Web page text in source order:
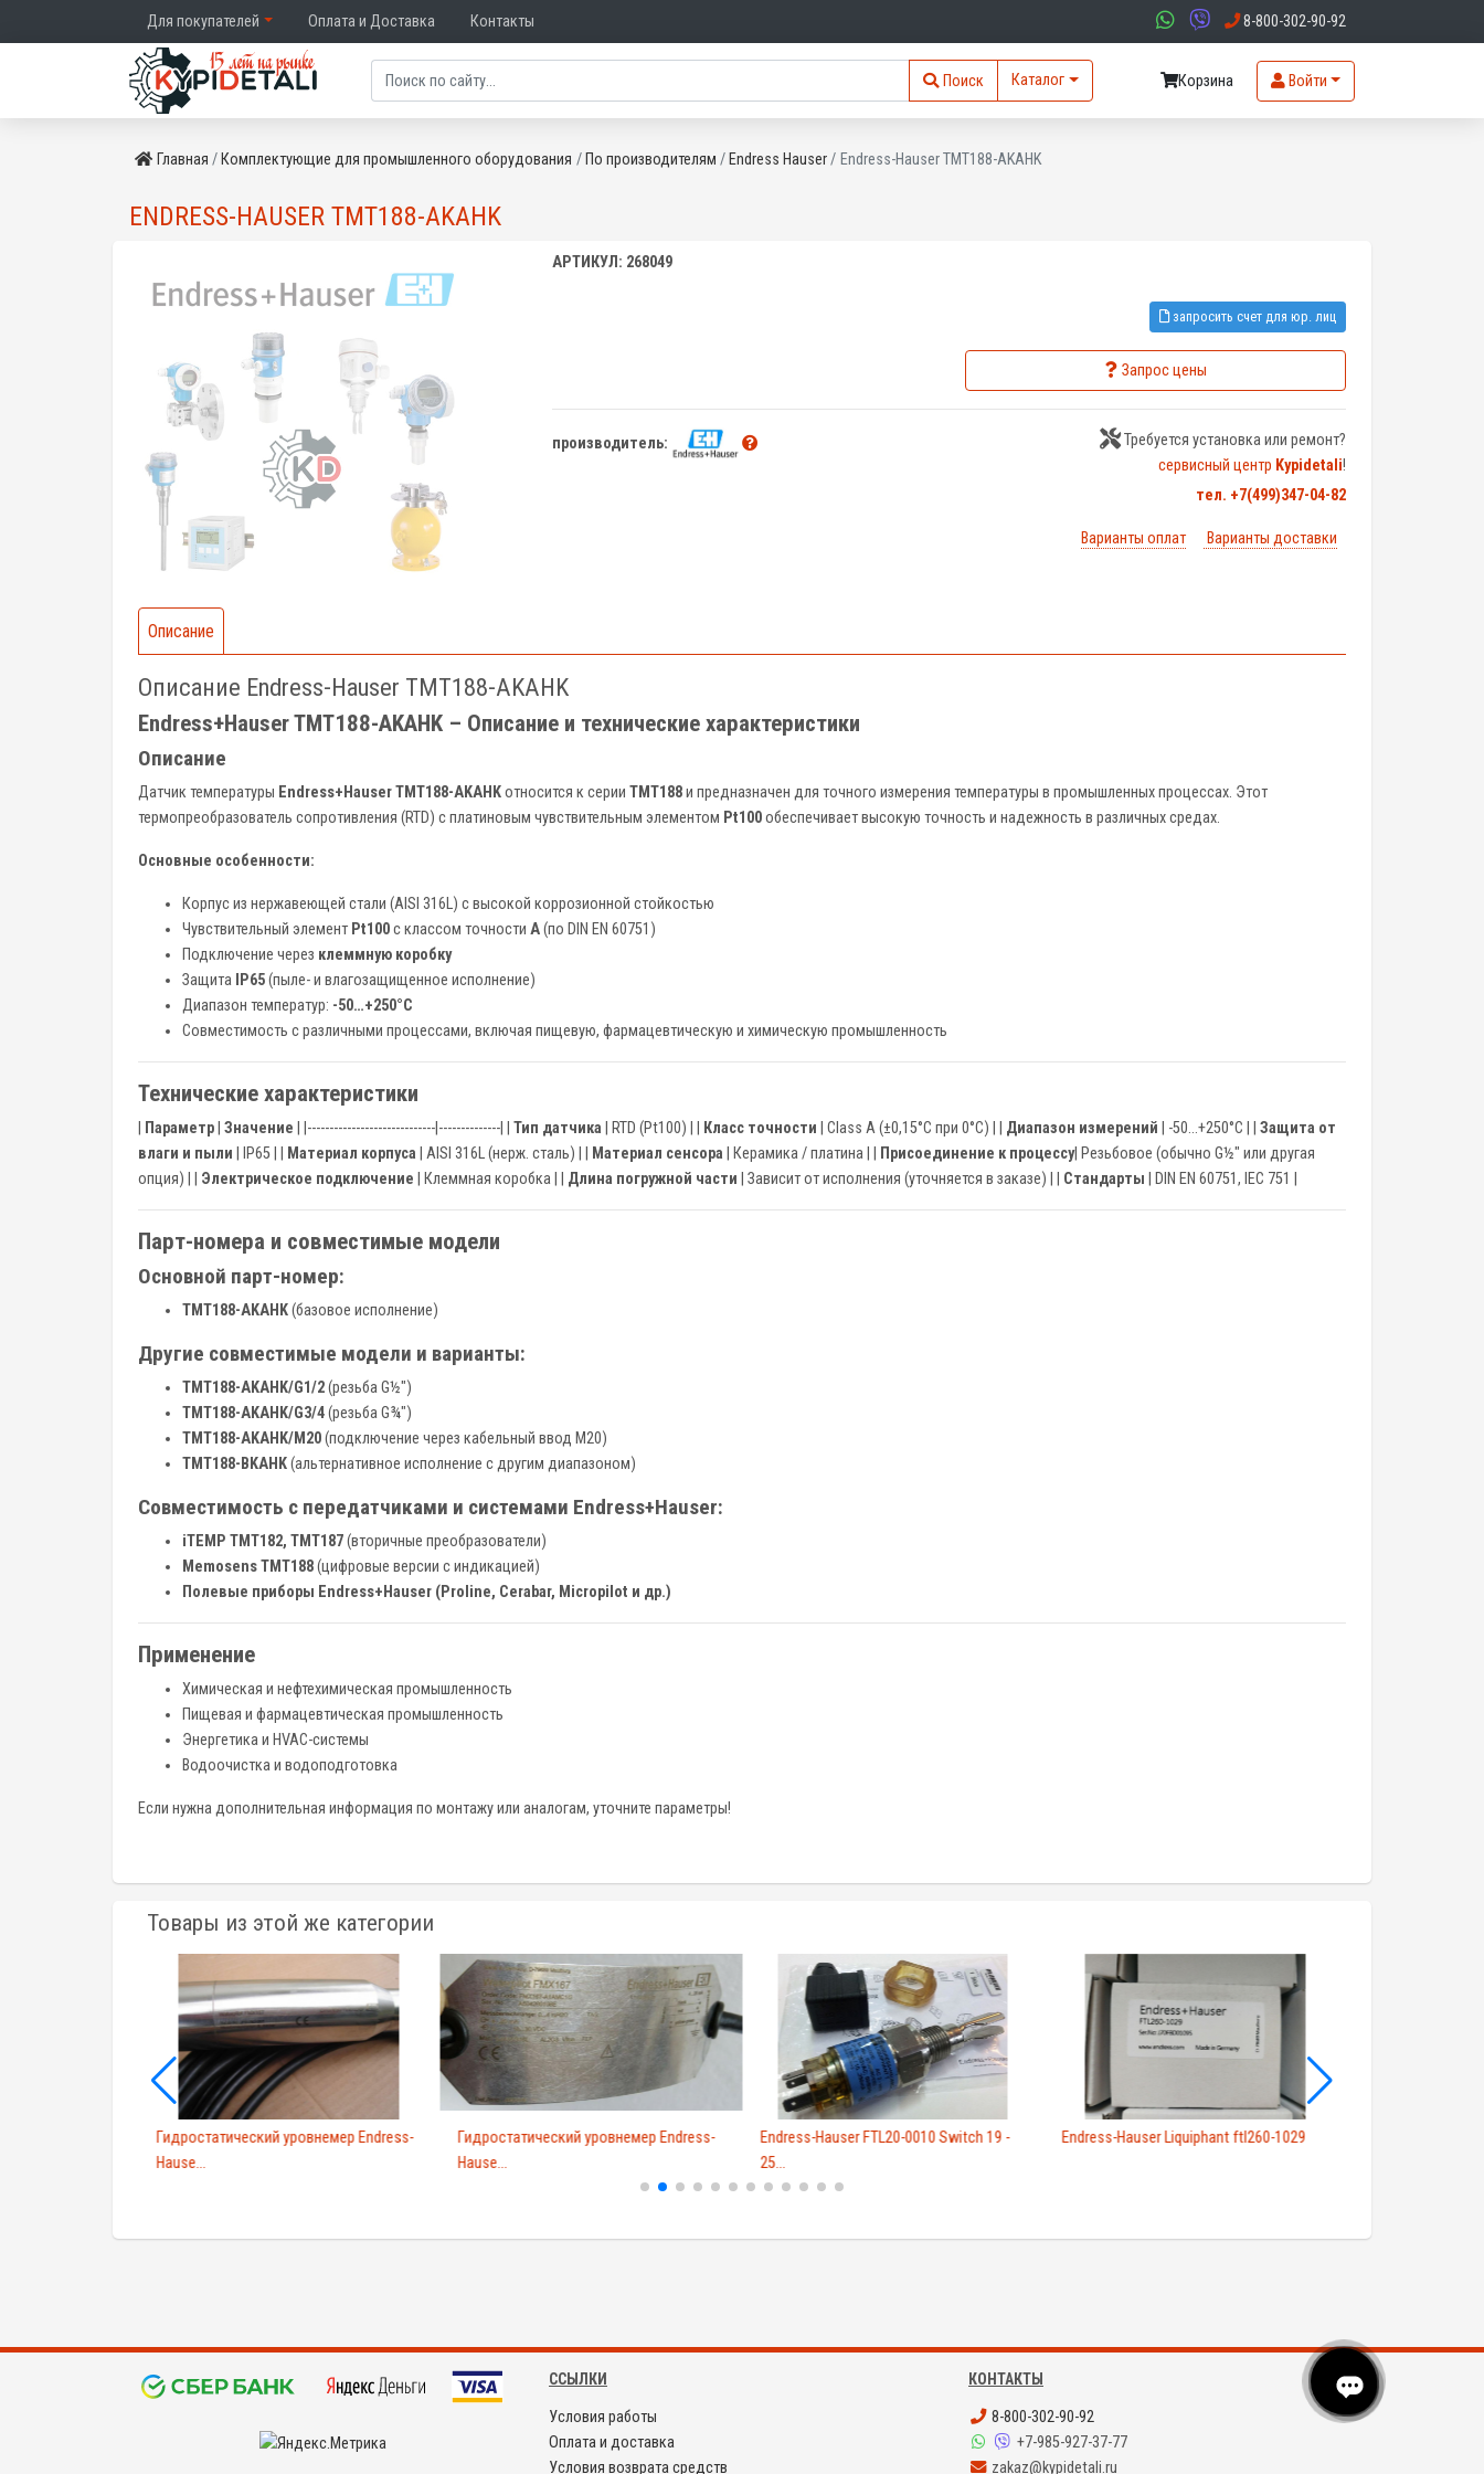
Для покупателей Оплата и Доставка Контакты 8-800-302-90-92
Поиск Каталог Корзина Войти
Главная Комплектующие для промышленного оборудования По производителям Endress Hauser Endress-Hauser TMT188-AKAHK
ENDRESS-HAUSER TMT188-AKAHK
АРТИКУЛ: 268049
запросить счет для юр. лиц
Запрос цены
производитель:
Требуется установка или ремонт?
сервисный центр Kypidetali!
тел. +7(499)347-04-82
Варианты оплат Варианты доставки
Описание
Описание Endress-Hauser TMT188-AKAHK
Endress+Hauser TMT188-AKAHK – Описание и технические характеристики
Описание
Датчик температуры Endress+Hauser TMT188-AKAHKотносится к серии TMT188и предназначен для точного измерения температуры в промышленных процессах. Этот
термопреобразователь сопротивления (RTD) с платиновым чувствительным элементом Pt100обеспечивает высокую точность и надежность в различных средах.
Основные особенности:
Корпус из нержавеющей стали (AISI 316L) с высокой коррозионной стойкостью
Чувствительный элемент Pt100с классом точности A(по DIN EN 60751)
Подключение через клеммную коробку
Защита IP65(пыле- и влагозащищенное исполнение)
Диапазон температур: -50…+250°C
Совместимость с различными процессами, включая пищевую, фармацевтическую и химическую промышленность
Технические характеристики
Параметр Значение | |-----------------------------|--------------| | Тип датчика | RTD (Pt100) | | Класс точности | Class A (±0,15°C при 0°C) | | Диапазон измерений | -50…+250°C | | Защита от
влаги и пыли | IP65 | | Материал корпуса | AISI 316L (нерж. сталь) | | Материал сенсора | Керамика / платина | | Присоединение к процессу| Резьбовое (обычно G½" или другая
опция) | | Электрическое подключение | Клеммная коробка | | Длина погружной части | Зависит от исполнения (уточняется в заказе) | | Стандарты | DIN EN 60751, IEC 751 |
Парт-номера и совместимые модели
Основной парт-номер:
TMT188-AKAHK(базовое исполнение)
Другие совместимые модели и варианты:
TMT188-AKAHK/G1/2(резьба G½")
TMT188-AKAHK/G3/4(резьба G¾")
TMT188-AKAHK/M20(подключение через кабельный ввод M20)
TMT188-BKAHK(альтернативное исполнение с другим диапазоном)
Совместимость с передатчиками и системами Endress+Hauser:
iTEMP TMT182, TMT187(вторичные преобразователи)
Memosens TMT188(цифровые версии с индикацией)
Полевые приборы Endress+Hauser (Proline, Cerabar, Micropilot и др.)
Применение
Химическая и нефтехимическая промышленность
Пищевая и фармацевтическая промышленность
Энергетика и HVAC-системы
Водоочистка и водоподготовка
Если нужна дополнительная информация по монтажу или аналогам, уточните параметры!
Товары из этой же категории
Гидростатический уровнемер Endress-
Hause...
Гидростатический уровнемер Endress-
Hause...
Endress-Hauser FTL20-0010 Switch 19 -
25...
Endress-Hauser Liquiphant ftl260-1029
ССЫЛКИ
Условия работы
Оплата и доставка
Условия возврата средств
КОНТАКТЫ
8-800-302-90-92
+7-985-927-37-77
zakaz@kypidetali.ru